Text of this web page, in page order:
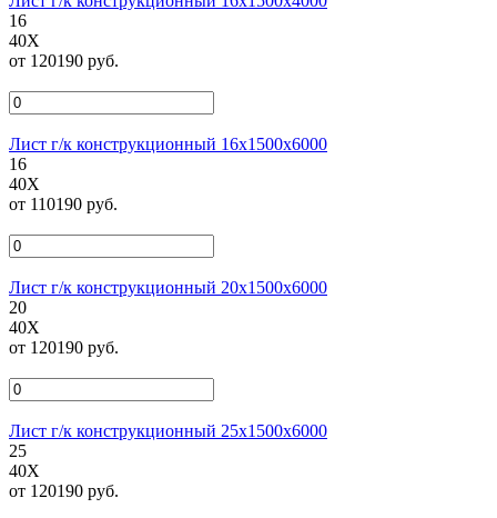
16
40Х
от 120190 руб.
Лист г/к конструкционный 16х1500х6000
16
40Х
от 110190 руб.
Лист г/к конструкционный 20х1500х6000
20
40Х
от 120190 руб.
Лист г/к конструкционный 25х1500х6000
25
40Х
от 120190 руб.